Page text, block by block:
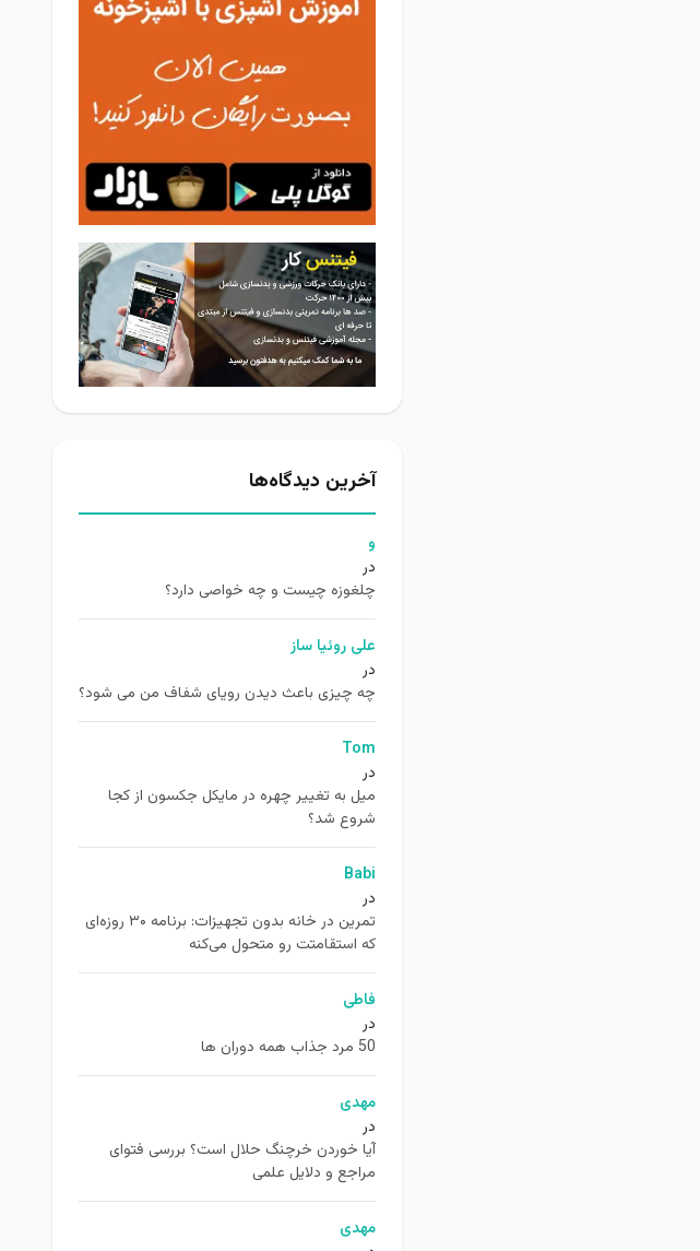
آخرین دیدگاه‌ها
و
در
چلغوزه چیست و چه خواصی دارد؟
علی روئیا ساز
در
چه چیزی باعث دیدن رویای شفاف من می شود؟
Tom
در
ميل به تغيير چهره در مایکل جکسون از كجا
شروع شد؟
Babi
در
تمرین در خانه بدون تجهیزات: برنامه ۳۰ روزه‌ای
که استقامتت رو متحول می‌کنه
فاطی
در
50 مرد جذاب همه دوران ها
مهدی
در
آیا خوردن خرچنگ حلال است؟ بررسی فتوای
مراجع و دلایل علمی
مهدی